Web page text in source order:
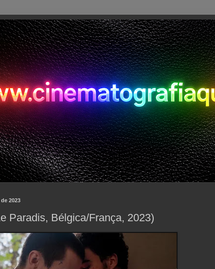
2023
Paradis, Bélgica/França, 2023)